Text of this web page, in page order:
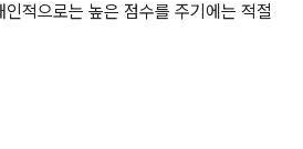
적으로는 높은 점수를 주기에는 적절